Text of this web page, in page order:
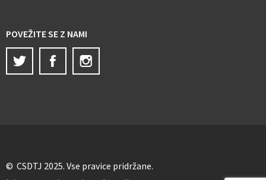
POVEŽITE SE Z NAMI
Twitter
Facebook
© CSDTJ 2025. Vse pravice pridržane.